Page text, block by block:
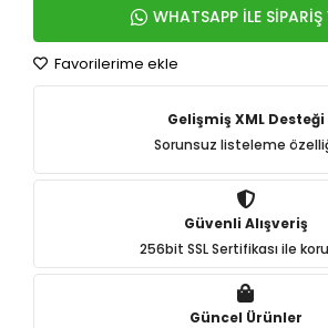
WHATSAPP İLE SİPARİŞ
Favorilerime ekle
Gelişmiş XML Desteği
Sorunsuz listeleme
Güvenli Alışveriş
256bit SSL Sertifikası ile
Güncel Ürünler